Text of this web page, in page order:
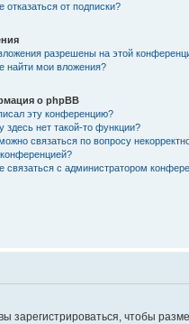
отказаться от подписки?
разрешены на этой
найти мои вложения?
о phpBB
эту конференцию?
здесь нет такой-то функции?
связаться по вопросу
связаться с администратором
зарегистрироваться, чтобы